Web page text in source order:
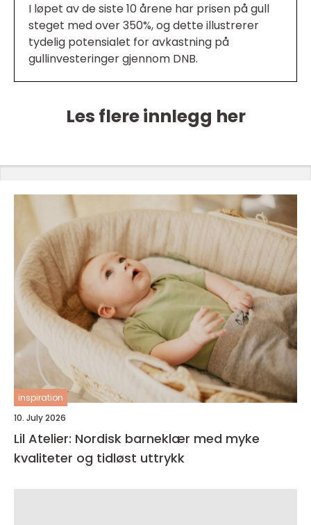
I løpet av de siste 10 årene har prisen på gull
steget med over 350%, og dette illustrerer
tydelig potensialet for avkastning på
gullinvesteringer gjennom DNB.
Les flere innlegg her
inspiration
10. July 2026
Lil Atelier: Nordisk barneklær med myke
kvaliteter og tidløst uttrykk